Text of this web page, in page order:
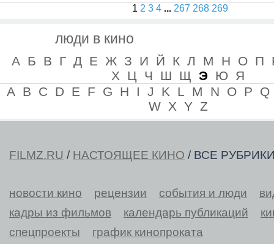
1 2 3 4 ... 267 268 269
люди в кино
А Б В Г Д Е Ж З И Й К Л М Н О П
Х
Ц Ч Ш Щ Э Ю Я
A B C D E F G H I J K L M N O P
Q
W X Y Z
FILMZ.RU / НАСТОЯЩЕЕ КИНО / ВСЕ
новости кино рецензии события и люди
кадры из фильмов
календарь публикаций
спецпроекты
график кинопроката